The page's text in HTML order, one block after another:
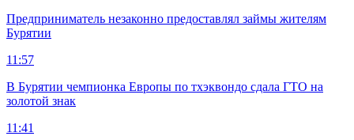
Предприниматель незаконно предоставлял займы жителям
Бурятии
11:57
В Бурятии чемпионка Европы по тхэквондо сдала ГТО на
золотой знак
11:41